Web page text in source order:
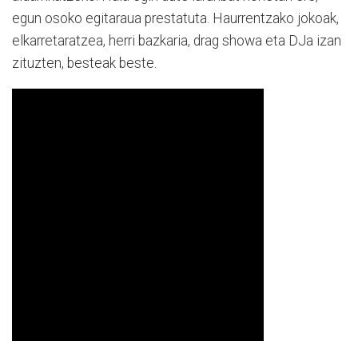
egun osoko egitaraua prestatuta. Haurrentzako jokoak,
elkarretaratzea, herri bazkaria, drag showa eta DJa izan
zituzten, besteak beste.